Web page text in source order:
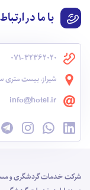
با ما در
071-32362020
شیراز، بیست متری
info@hotel.ir